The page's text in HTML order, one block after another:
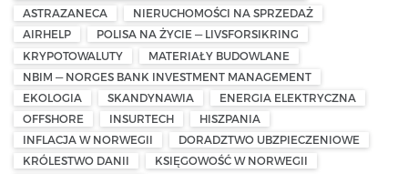
ASTRAZANECA
NIERUCHOMOŚCI NA SPRZEDAŻ
AIRHELP
POLISA NA ŻYCIE — LIVSFORSIKRING
KRYPOTOWALUTY
MATERIAŁY BUDOWLANE
NBIM — NORGES BANK INVESTMENT MANAGEMENT
EKOLOGIA
SKANDYNAWIA
ENERGIA ELEKTRYCZNA
OFFSHORE
INSURTECH
HISZPANIA
INFLACJA W NORWEGII
DORADZTWO UBZPIECZENIOWE
KRÓLESTWO DANII
KSIĘGOWOŚĆ W NORWEGII